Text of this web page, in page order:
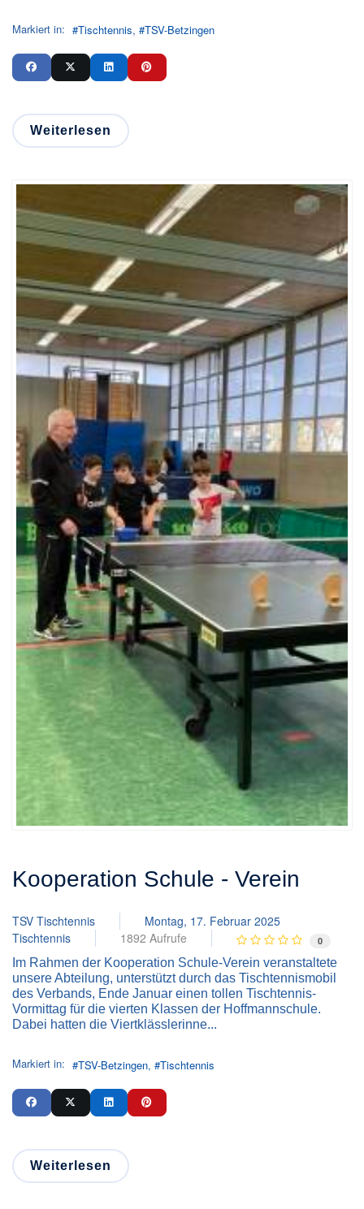
Markiert in: Tischtennis TSV-Betzingen
Weiterlesen
Kooperation Schule - Verein
TSV Tischtennis
Montag, 17. Februar 2025
Tischtennis
1892 Aufrufe 0
Im Rahmen der Kooperation Schule-Verein veranstaltete
unsere Abteilung, unterstützt durch das Tischtennismobil
des Verbands, Ende Januar einen tollen Tischtennis-
Vormittag für die vierten Klassen der Hoffmannschule.
Dabei hatten die Viertklässlerinne...
Markiert in: TSV-Betzingen Tischtennis
Weiterlesen